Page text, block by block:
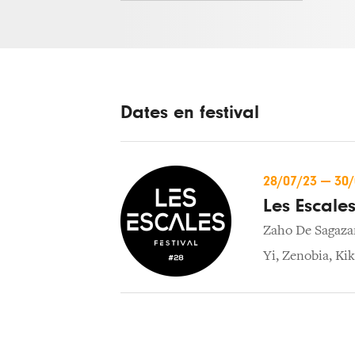
Dates en festival
28/07/23 —
Les
Zaho De
Yi, Zenobia,